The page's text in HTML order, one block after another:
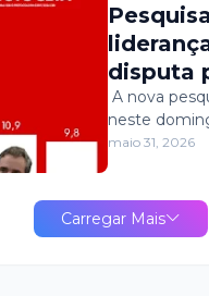
disputa
A nova
neste
maio 31, 2026
Carregar Mais